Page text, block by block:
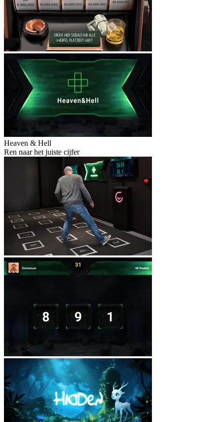
Heaven & Hell
Ren naar het juiste cijfer